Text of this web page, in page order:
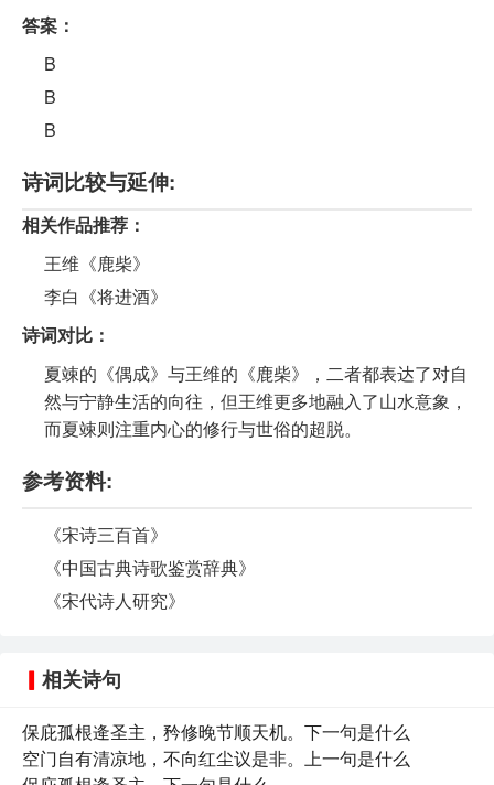
答案：
B
B
B
诗词比较与延伸:
相关作品推荐：
王维《鹿柴》
李白《将进酒》
诗词对比：
夏竦的《偶成》与王维的《鹿柴》，二者都表达了对自
然与宁静生活的向往，但王维更多地融入了山水意象，
而夏竦则注重内心的修行与世俗的超脱。
参考资料:
《宋诗三百首》
《中国古典诗歌鉴赏辞典》
《宋代诗人研究》
相关诗句
保庇孤根逄圣主，矜修晚节顺天机。下一句是什么
空门自有清凉地，不向红尘议是非。上一句是什么